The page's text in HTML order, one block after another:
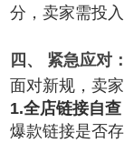
分，卖家需投
四、 紧急应对
面对新规，卖
1.全店链接自查
爆款链接是否